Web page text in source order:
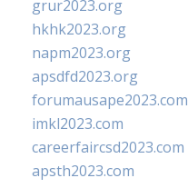
grur2023.org
hkhk2023.org
napm2023.org
apsdfd2023.org
forumausape2023.com
imkl2023.com
careerfaircsd2023.com
apsth2023.com